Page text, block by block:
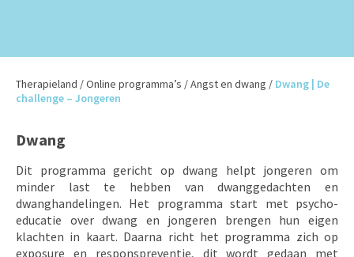
Therapieland /Online programma’s /Angst en dwang / Dwang | De
challenge – Jongeren
Dwang
Dit programma gericht op dwang helpt jongeren om
minder last te hebben van dwanggedachten en
dwanghandelingen. Het programma start met psycho-
educatie over dwang en jongeren brengen hun eigen
klachten in kaart. Daarna richt het programma zich op
exposure en responspreventie, dit wordt gedaan met